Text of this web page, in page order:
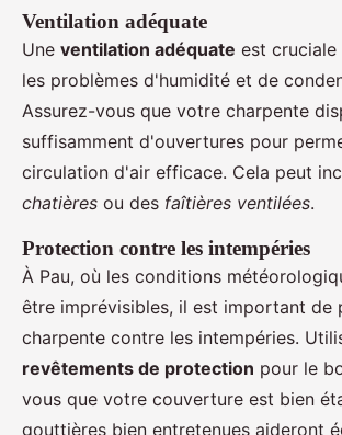
Ventilation adéquate
Une ventilation adéquate est
les problèmes d'humidité et de
Assurez-vous que votre charpente
suffisamment d'ouvertures pour
circulation d'air efficace. Cela peut
chatières ou des faîtières ventilées.
Protection contre les intempéries
À Pau, où les conditions
être imprévisibles, il est important de
charpente contre les intempéries.
revêtements de protection pour le
vous que votre couverture est bien
gouttières bien entretenues aideront